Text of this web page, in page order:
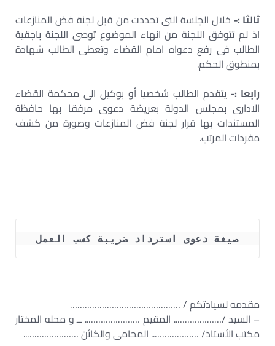
ثالثا :-خلال الجلسة التى تحددت من قبل لجنة فض المنازعات
اذ لم تتوفق اللجنة من انهاء الموضوع توصى اللجنة باجقية
الطالب فى رفع دعواه امام القضاء وتعطى الطالب شهادة
بمنطوق الحكم.
رابعا :-يتقدم الطالب شخصيا أو بوكيل الى محكمة القضاء
الادارى بمجلس الدولة بعريضة دعوى مرفقا بها حافظة
المستندات بها قرار لجنة فض المنازعات وصورة من كشف
مفردات المرتب.
صيغة دعوى استرداد ضريبة كسب العمل
مقدمه لسيادتكم / ………………………………………
– السيد /……………….. المقيم ………………….. ــ و محله المختار
مكتب الأستاذ/ ……………….. المحامى والكائن …………………..